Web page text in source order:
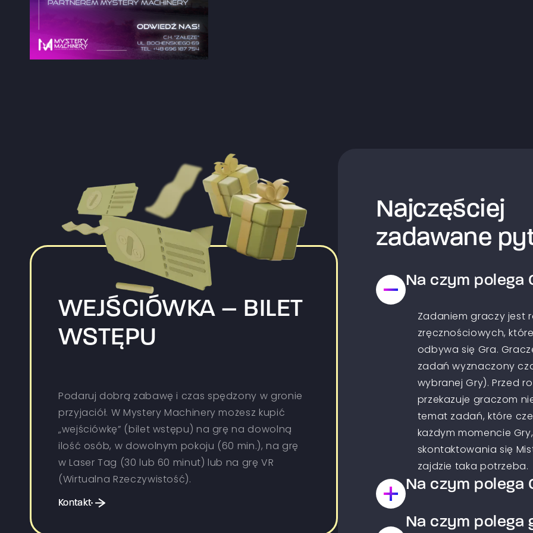
WEJŚCIÓWKA – BILET
WSTĘPU
Podaruj dobrą zabawę i czas spędzony w gronie
przyjaciół. W Mystery Machinery możesz kupić
„wejściówkę” (bilet wstępu) na grę na dowolną
ilość osób, w dowolnym pokoju (60 min.), na grę
w Laser Tag (30 lub 60 minut) lub na grę VR
(Wirtualna Rzeczywistość).
Kontakt
Najczęściej
zadawane
Na czym polega
Zadaniem graczy jest
zręcznościowych,
odbywa się Gra.
zadań wyznaczony
wybranej Gry). Przed
przekazuje graczom
temat zadań, które
każdym momencie
skontaktowania się
zajdzie taka potrzeba.
Na czym polega
Jest to Gra typu
Na czym polega